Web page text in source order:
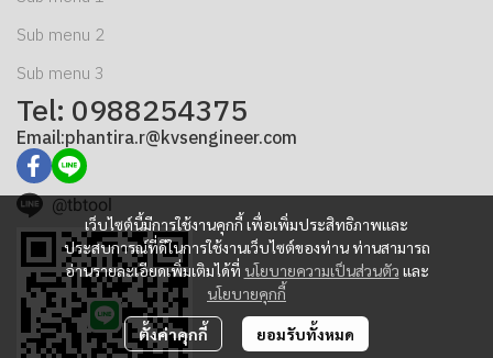
เว็บไซต์นี้มีการใช้งานคุกกี้ เพื่อเพิ่มประสิทธิภาพและ
ประสบการณ์ที่ดีในการใช้งานเว็บไซต์ของท่าน ท่านสามารถ
อ่านรายละเอียดเพิ่มเติมได้ที่ นโยบายความเป็นส่วนตัว และ
นโยบายคุกกี้
ตั้งค่าคุกกี้ ยอมรับทั้งหมด
Sub menu 2
Sub menu 3
Tel: 0988254375
Email:phantira.r@kvsengineer.com
@tbtool